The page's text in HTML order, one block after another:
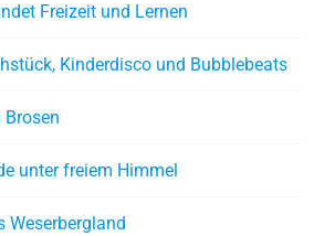
Freizeit und Lernen
Kinderdisco und Bubblebeats
unter freiem Himmel
Weserbergland